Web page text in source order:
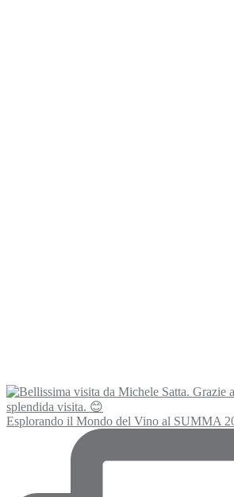
Esplorando il Mondo del Vino al SUMMA